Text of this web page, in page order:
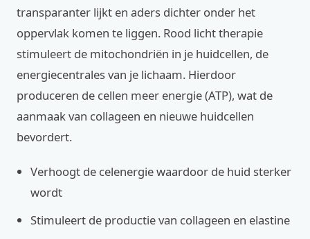
transparanter lijkt en aders dichter onder het
oppervlak komen te liggen. Rood licht therapie
stimuleert de mitochondriën in je huidcellen, de
energiecentrales van je lichaam. Hierdoor
produceren de cellen meer energie (ATP), wat de
aanmaak van collageen en nieuwe huidcellen
bevordert.
Verhoogt de celenergie waardoor de huid sterker
wordt
Stimuleert de productie van collageen en elastine